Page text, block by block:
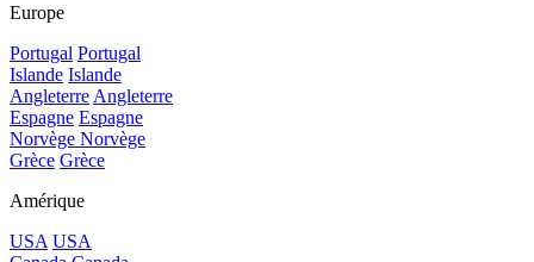
Europe
Portugal Portugal
Islande Islande
Angleterre Angleterre
Espagne Espagne
Norvège Norvège
Grèce Grèce
Amérique
USA USA